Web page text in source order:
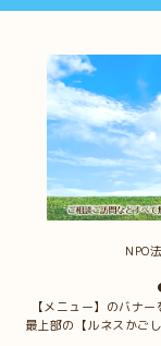
NPO
【メニュー】のバナ
最上部の【ルネスかご